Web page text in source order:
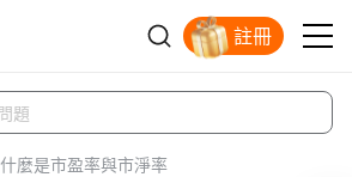
註冊
什麼是市盈率與市淨率